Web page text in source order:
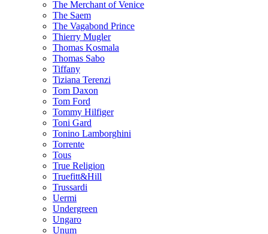
The Merchant of Venice
The Saem
The Vagabond Prince
Thierry Mugler
Thomas Kosmala
Thomas Sabo
Tiffany
Tiziana Terenzi
Tom Daxon
Tom Ford
Tommy Hilfiger
Toni Gard
Tonino Lamborghini
Torrente
Tous
True Religion
Truefitt&Hill
Trussardi
Uermi
Undergreen
Ungaro
Unum